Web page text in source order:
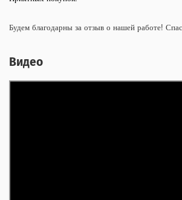
Будем благодарны за отзыв о нашей работе!
Видео